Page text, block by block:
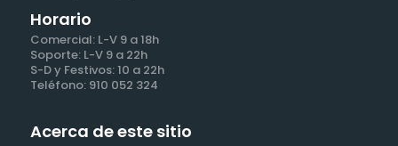
Horario
Comercial: L-V 9 a 18h
Soporte: L-V 9 a 22h
S-D y Festivos: 10 a 22h
Teléfono: 910 052 324
Acerca de este sitio